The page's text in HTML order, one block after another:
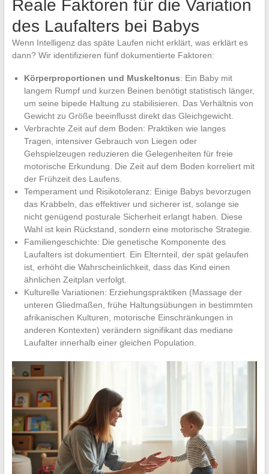
Reale Faktoren für die Variation
des Laufalters bei Babys
Wenn Intelligenz das späte Laufen nicht erklärt, was erklärt es
dann? Wir identifizieren fünf dokumentierte Faktoren:
Körperproportionen und Muskeltonus: Ein Baby mit
langem Rumpf und kurzen Beinen benötigt statistisch länger,
um seine bipede Haltung zu stabilisieren. Das Verhältnis von
Gewicht zu Größe beeinflusst direkt das Gleichgewicht.
Verbrachte Zeit auf dem Boden: Praktiken wie langes
Tragen, intensiver Gebrauch von Liegen oder
Gehspielzeugen reduzieren die Gelegenheiten für freie
motorische Erkundung. Die Zeit auf dem Boden korreliert mit
der Frühzeit des Laufens.
Temperament und Risikotoleranz: Einige Babys bevorzugen
das Krabbeln, das effektiver und sicherer ist, solange sie
nicht genügend posturale Sicherheit erlangt haben. Diese
Wahl ist kein Rückstand, sondern eine motorische Strategie.
Familiengeschichte: Die genetische Komponente des
Laufalters ist dokumentiert. Ein Elternteil, der spät gelaufen
ist, erhöht die Wahrscheinlichkeit, dass das Kind einen
ähnlichen Zeitplan verfolgt.
Kulturelle Variationen: Erziehungspraktiken (Massage der
unteren Gliedmaßen, frühe Haltungsübungen in bestimmten
afrikanischen Kulturen, motorische Einschränkungen in
anderen Kontexten) verändern signifikant das mediane
Laufalter innerhalb einer gleichen Population.